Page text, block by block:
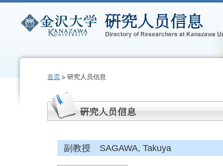
首页 研究人员信息
副教授 SAGAWA, Takuya